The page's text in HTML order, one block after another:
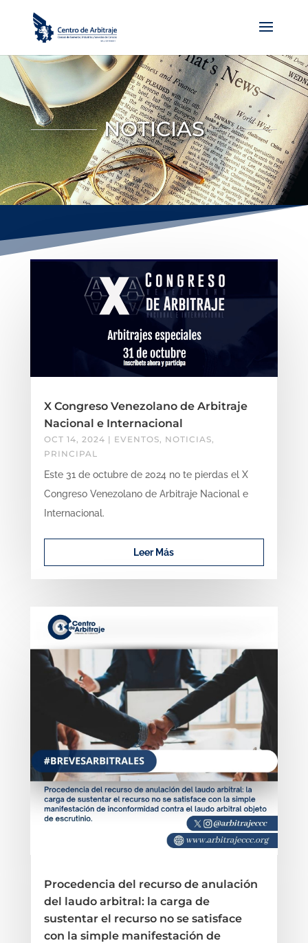
NOTICIAS
X Congreso Venezolano de Arbitraje
Nacional e Internacional
OCT 14, 2024 | EVENTOS, NOTICIAS,
PRINCIPAL
Este 31 de octubre de 2024 no te pierdas el X
Congreso Venezolano de Arbitraje Nacional e
Internacional.
Leer Más
Procedencia del recurso de anulación
del laudo arbitral: la carga de
sustentar el recurso no se satisface
con la simple manifestación de